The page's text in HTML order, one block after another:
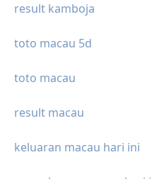
result kamboja
toto macau 5d
toto macau
result macau
keluaran macau hari ini